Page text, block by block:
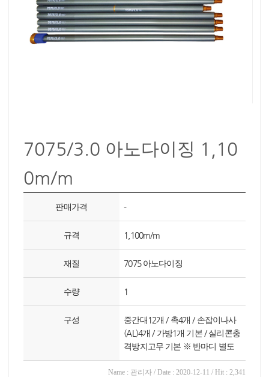
7075/3.0 아노다이징 1,10
0m/m
판매가격 -
규격 1,100m/m
재질 7075 아노다이징
수량 1
구성
중간대12개 / 촉4개 / 손잡이나사
(AL)4개 / 가방1개 기본 / 실리콘충
격방지고무 기본 ※ 반마디 별도
Name : 관리자 / Date : 2020-12-11 / Hit : 2,341